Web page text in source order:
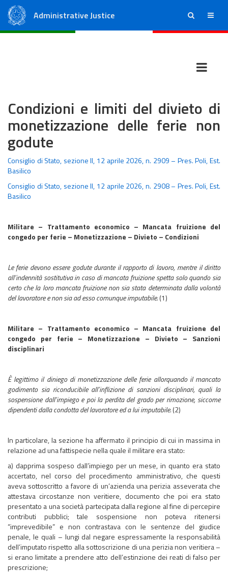
Administrative Justice ricerca menu
Condizioni e limiti del divieto di
monetizzazione delle ferie non
godute
Consiglio di Stato, sezione II, 12 aprile 2026, n. 2909 – Pres. Poli, Est.
Basilico
Consiglio di Stato, sezione II, 12 aprile 2026, n. 2908 – Pres. Poli, Est.
Basilico
Militare – Trattamento economico – Mancata fruizione del
congedo per ferie – Monetizzazione – Divieto – Condizioni
Le ferie devono essere godute durante il rapporto di lavoro, mentre il diritto
all’indennità sostitutiva in caso di mancata fruizione spetta solo quando sia
certo che la loro mancata fruizione non sia stata determinata dalla volontà
del lavoratore e non sia ad esso comunque imputabile.(1)
Militare – Trattamento economico – Mancata fruizione del
congedo per ferie – Monetizzazione – Divieto – Sanzioni
disciplinari
È legittimo il diniego di monetizzazione delle ferie allorquando il mancato
godimento sia riconducibile all’inflizione di sanzioni disciplinari, quali la
sospensione dall’impiego e poi la perdita del grado per rimozione, siccome
dipendenti dalla condotta del lavoratore ed a lui imputabile.(2)
In particolare, la sezione ha affermato il principio di cui in massima in
relazione ad una fattispecie nella quale il militare era stato:
a) dapprima sospeso dall’impiego per un mese, in quanto era stato
accertato, nel corso del procedimento amministrativo, che questi
aveva sottoscritto a favore di un’azienda una perizia asseverata che
attestava circostanze non veritiere, documento che poi era stato
presentato a una società partecipata dalla regione al fine di percepire
contributi pubblici; tale sospensione non poteva ritenersi
“imprevedibile” e non contrastava con le sentenze del giudice
penale, le quali – lungi dal negare espressamente la responsabilità
dell’imputato rispetto alla sottoscrizione di una perizia non veritiera –
si erano limitate a prendere atto dell’estinzione dei reati di falso per
prescrizione;